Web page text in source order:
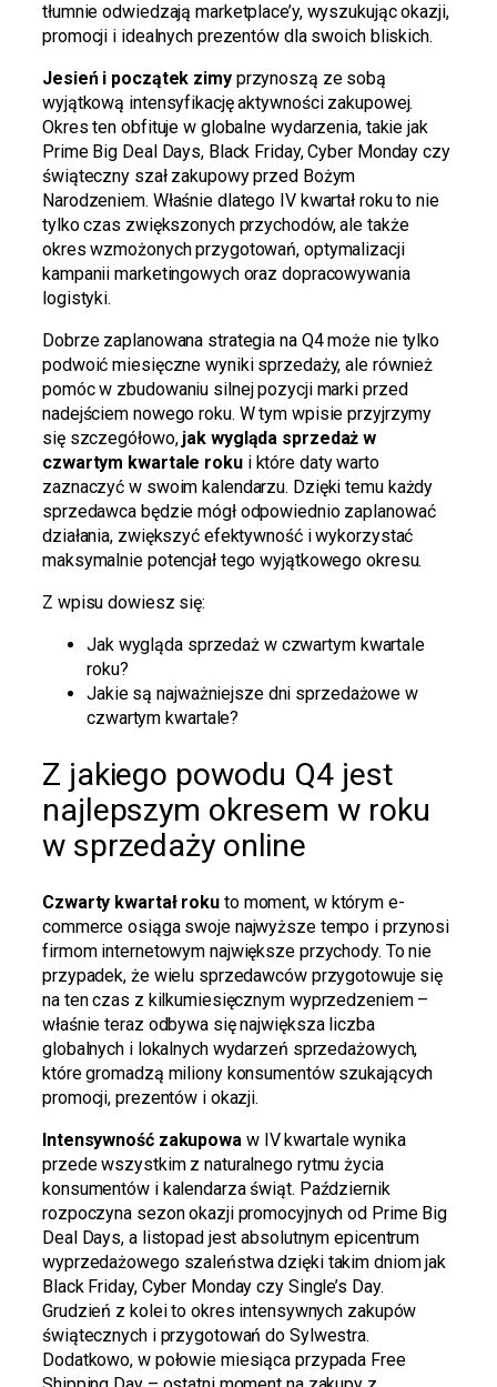
tłumnie odwiedzają marketplace’y, wyszukując okazji,
promocji i idealnych prezentów dla swoich bliskich.
Jesień i początek zimyprzynoszą ze sobą
wyjątkową intensyfikację aktywności zakupowej.
Okres ten obfituje w globalne wydarzenia, takie jak
Prime Big Deal Days, Black Friday, Cyber Monday czy
świąteczny szał zakupowy przed Bożym
Narodzeniem. Właśnie dlatego IV kwartał roku to nie
tylko czas zwiększonych przychodów, ale także
okres wzmożonych przygotowań, optymalizacji
kampanii marketingowych oraz dopracowywania
logistyki.
Dobrze zaplanowana strategia na Q4 może nie tylko
podwoić miesięczne wyniki sprzedaży, ale również
pomóc w zbudowaniu silnej pozycji marki przed
nadejściem nowego roku. W tym wpisie przyjrzymy
się szczegółowo, jak wygląda sprzedaż w
czwartym kwartale rokui które daty warto
zaznaczyć w swoim kalendarzu. Dzięki temu każdy
sprzedawca będzie mógł odpowiednio zaplanować
działania, zwiększyć efektywność i wykorzystać
maksymalnie potencjał tego wyjątkowego okresu.
Z wpisu dowiesz się:
Jak wygląda sprzedaż w czwartym kwartale
roku?
Jakie są najważniejsze dni sprzedażowe w
czwartym kwartale?
Z jakiego powodu Q4 jest
najlepszym okresem w roku
w sprzedaży online
Czwarty kwartał roku to moment, w którym e-
commerce osiąga swoje najwyższe tempo i przynosi
firmom internetowym największe przychody. To nie
przypadek, że wielu sprzedawców przygotowuje się
na ten czas z kilkumiesięcznym wyprzedzeniem –
właśnie teraz odbywa się największa liczba
globalnych i lokalnych wydarzeń sprzedażowych,
które gromadzą miliony konsumentów szukających
promocji, prezentów i okazji.
Intensywność zakupowa w IV kwartale wynika
przede wszystkim z naturalnego rytmu życia
konsumentów i kalendarza świąt. Październik
rozpoczyna sezon okazji promocyjnych od Prime Big
Deal Days, a listopad jest absolutnym epicentrum
wyprzedażowego szaleństwa dzięki takim dniom jak
Black Friday, Cyber Monday czy Single’s Day.
Grudzień z kolei to okres intensywnych zakupów
świątecznych i przygotowań do Sylwestra.
Dodatkowo, w połowie miesiąca przypada Free